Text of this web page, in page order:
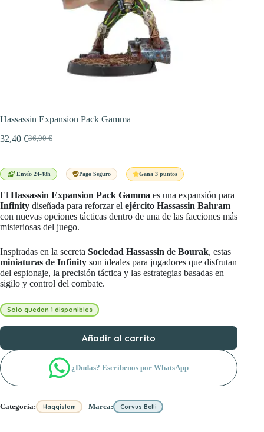
Hassassin Expansion Pack Gamma
36,00€
El
era:
32,40 €El
es:
Envío 24-48h Pago Seguro Gana 3 puntos
El Hassassin Expansion Pack Gamma es una expansión para
Infinity diseñada para reforzar el ejército Hassassin Bahram
con nuevas opciones tácticas dentro de una de las facciones más
misteriosas del juego.
Inspiradas en la secreta Sociedad Hassassin de Bourak, estas
miniaturas de Infinity son ideales para jugadores que disfrutan
del espionaje, la precisión táctica y las estrategias basadas en
sigilo y control del combate.
Solo quedan 1 disponibles
Añadir al carrito
¿Dudas? Escríbenos por WhatsApp
Categoria: Haqqislam Marca: Corvus Belli